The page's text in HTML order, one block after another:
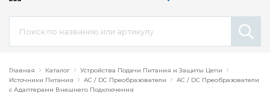
Главная Каталог
Устройства Подачи Питания и Защиты Цепи
Источники Питания
AC / DC Преобразователи
AC / DC Преобразователи
с Адаптерами Внешнего Подключения
Цепи
Оборудование